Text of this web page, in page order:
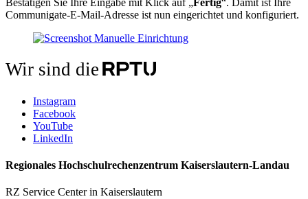
Communigate-E-Mail-Adresse ist nun eingerichtet und konfiguriert.
Wir sind die
Instagram
Facebook
YouTube
LinkedIn
Regionales Hochschulrechenzentrum Kaiserslautern-Landau
RZ Service Center in Kaiserslautern